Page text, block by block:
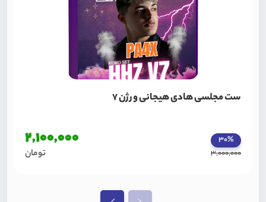
ست مجلسی هادی هیجانی ورژن 7
30%
3,000,000
2,100,000
تومان